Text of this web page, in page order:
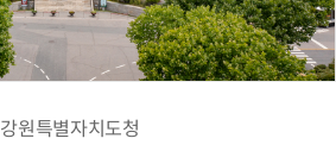
강원특별자치도청